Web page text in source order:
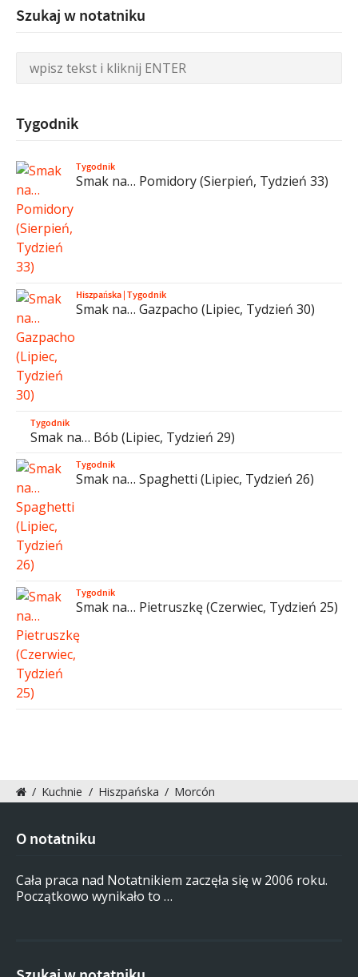
Szukaj w notatniku
Tygodnik
Tygodnik
Smak na… Pomidory (Sierpień, Tydzień 33)
Hiszpańska|Tygodnik
Smak na… Gazpacho (Lipiec, Tydzień 30)
Tygodnik
Smak na… Bób (Lipiec, Tydzień 29)
Tygodnik
Smak na… Spaghetti (Lipiec, Tydzień 26)
Tygodnik
Smak na… Pietruszkę (Czerwiec, Tydzień 25)
/ Kuchnie / Hiszpańska / Morcón
O notatniku
Cała praca nad Notatnikiem zaczęła się w 2006 roku.
Początkowo wynikało to …